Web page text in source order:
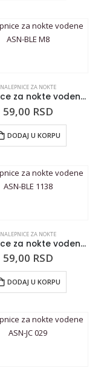
NALEPNICE ZA NOKTE
Nalepnice za nokte vodene ASN-BLE M8
59,00 RSD
DODAJ U KORPU
NALEPNICE ZA NOKTE
Nalepnice za nokte vodene ASN-BLE 1138
59,00 RSD
DODAJ U KORPU